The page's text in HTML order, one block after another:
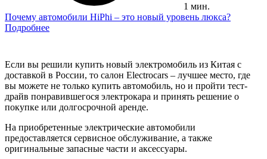
1 мин.
Почему автомобили HiPhi – это новый уровень люкса?
Подробнее
Если вы решили купить новый электромобиль из Китая с
доставкой в России, то салон Electrocars – лучшее место, где
вы можете не только купить автомобиль, но и пройти тест-
драйв понравившегося электрокара и принять решение о
покупке или долгосрочной аренде.
На приобретенные электрические автомобили
предоставляется сервисное обслуживание, а также
оригинальные запасные части и аксессуары.